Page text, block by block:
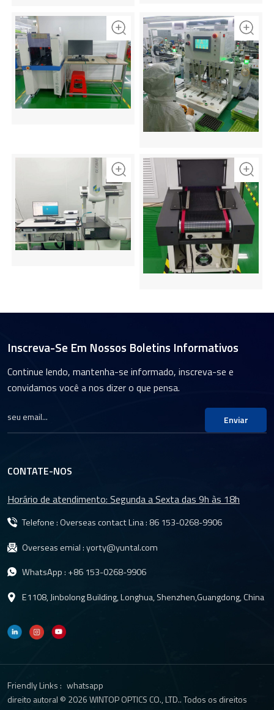
Inscreva-Se Em Nossos Boletins Informativos
Continue lendo, mantenha-se informado, inscreva-se e
convidamos você a nos dizer o que pensa.
Enviar
CONTATE-NOS
Horário de atendimento: Segunda a Sexta das 9h às 18h
Telefone : Overseas contact Lina : 86 153-0268-9906
Overseas emial :yorty@yuntal.com
WhatsApp : +86 153-0268-9906
E1108, Jinbolong Building, Longhua, Shenzhen,Guangdong, China
Friendly Links : whatsapp
direito autoral © 2026 WINTOP OPTICS CO., LTD.. Todos os direitos